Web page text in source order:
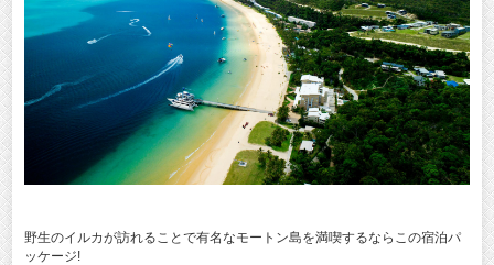
野生のイルカが訪れることで有名なモートン島を満喫するならこの宿泊パ
ッケージ!